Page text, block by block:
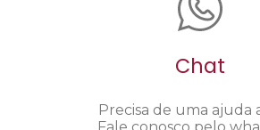
Chat
Precisa de uma ajuda
Fale conosco pelo